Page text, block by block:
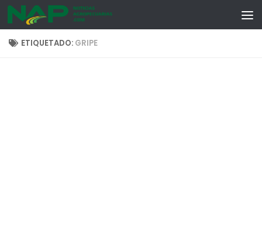
Skip to content
ETIQUETADO: GRIPE